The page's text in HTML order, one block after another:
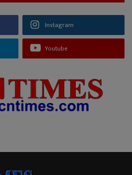
Instagram
Youtube